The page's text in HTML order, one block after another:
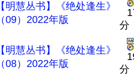
【明慧丛书】《绝处逢生》
（09）2022年版
分
【明慧丛书】《绝处逢生》
（08）2022年版
分